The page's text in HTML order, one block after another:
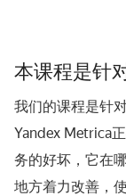
本课程是针
我们的课程是针
Yandex Metrica
务的好坏，它在
地方着力改善，